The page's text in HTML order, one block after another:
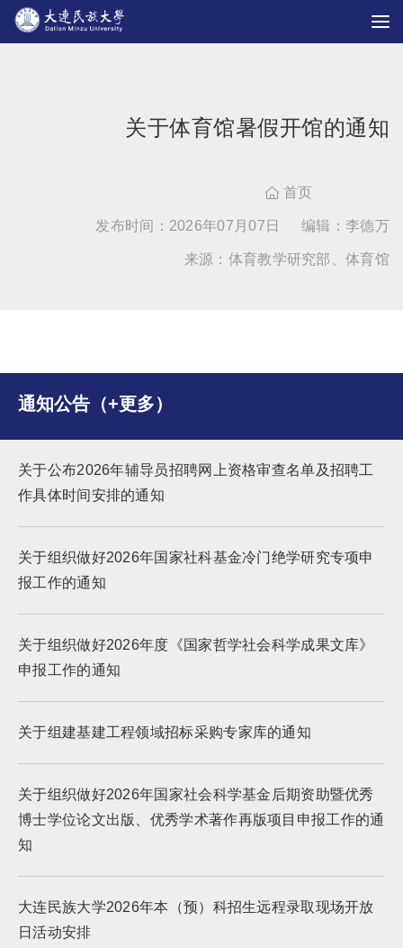
关于体育馆暑假开馆的通知
 首页
发布时间：2026年07月07日 编辑：李德万
来源：体育教学研究部、体育馆
通知公告（+更多）
关于公布2026年辅导员招聘网上资格审查名单及招聘工
作具体时间安排的通知
关于组织做好2026年国家社科基金冷门绝学研究专项申
报工作的通知
关于组织做好2026年度《国家哲学社会科学成果文库》
申报工作的通知
关于组建基建工程领域招标采购专家库的通知
关于组织做好2026年国家社会科学基金后期资助暨优秀
博士学位论文出版、优秀学术著作再版项目申报工作的通
知
大连民族大学2026年本（预）科招生远程录取现场开放
日活动安排